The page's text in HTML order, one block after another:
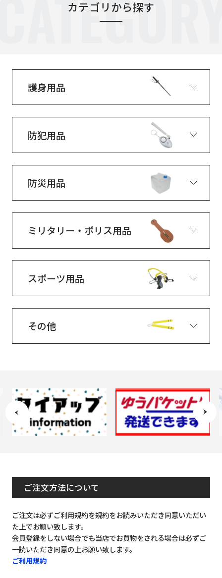
カテゴリから探す
護身用品
防犯用品
防災用品
ミリタリー・ポリス用品
スポーツ用品
その他
ご注文方法について
ご注文は必ずご利用規約を規約をお読みいただき同意いただい
た上でお願い致します。
会員登録をしない場合でも当店でお買物をされる場合は必ずご
一読いただき同意の上お願い致します。
ご利用規約